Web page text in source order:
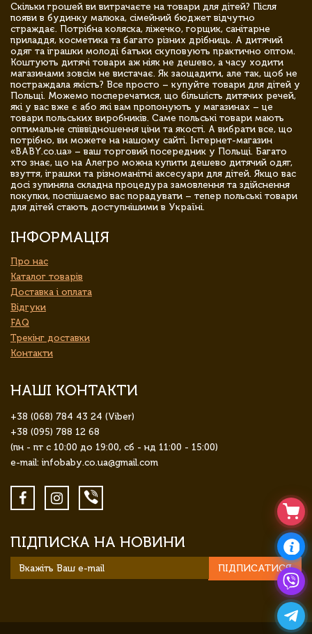
Скільки грошей ви витрачаєте на товари для дітей? Після
появи в будинку малюка, сімейний бюджет відчутно
страждає. Потрібна коляска, ліжечко, горщик, санітарне
приладдя, косметика та багато різних дрібниць. А дитячий
одяг та іграшки молоді батьки скуповують практично оптом.
Коштують дитячі товари аж ніяк не дешево, а часу ходити
магазинами зовсім не вистачає. Як заощадити, але так, щоб не
постраждала якість? Все просто – купуйте товари для дітей у
Польщі. Можемо посперечатися, що більшість дитячих речей,
які у вас вже є або які вам пропонують у магазинах – це
товари польських виробників. Саме польські товари мають
оптимальне співвідношення ціни та якості. А вибрати все, що
потрібно, ви можете на нашому сайті. Інтернет-магазин
«BABY.co.ua» – ваш торговий посередник у Польщі. Багато
хто знає, що на Алегро можна купити дешево дитячий одяг,
взуття, іграшки та різноманітні аксесуари для дітей. Якщо вас
досі зупиняла складна процедура замовлення та здійснення
покупки, поспішаємо вас порадувати – тепер польські товари
для дітей стають доступнішими в Україні.
ІНФОРМАЦІЯ
Про нас
Каталог товарів
Доставка і оплата
Відгуки
FAQ
Трекінг доставки
Контакти
НАШІ КОНТАКТИ
+38 (068) 784 43 24 (Viber)
+38 (095) 788 12 68
(пн - пт с 10:00 до 19:00, сб - нд 11:00 - 15:00)
e-mail: infobaby.co.ua@gmail.com
ПІДПИСКА НА НОВИНИ
ПІДПИСАТИСЯ